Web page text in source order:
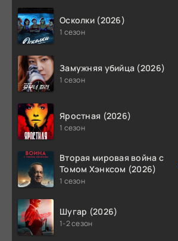
Осколки (2026)
1 сезон
Замужняя убийца (2026)
1 сезон
Яростная (2026)
1 сезон
Вторая мировая война с
Томом Хэнксом (2026)
1 сезон
Шугар (2026)
1-2 сезон